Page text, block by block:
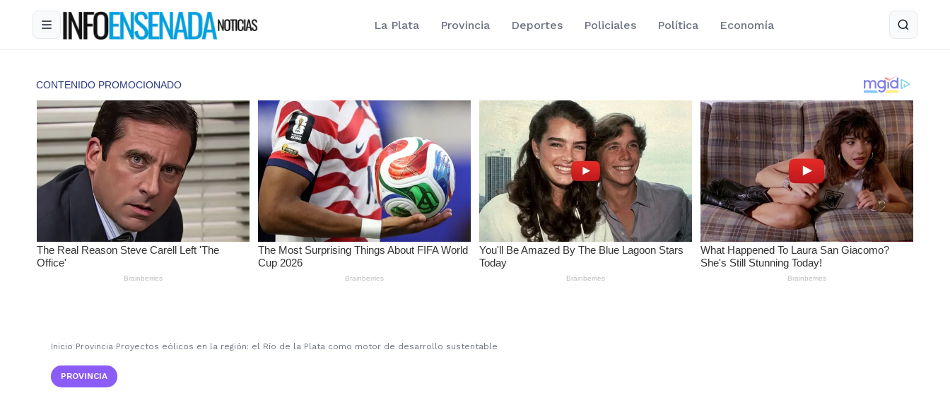
La Plata Provincia Deportes Policiales Política Economía
Inicio ›Provincia›Proyectos eólicos en la región: el Río de la Plata como motor de desarrollo sustentable
PROVINCIA